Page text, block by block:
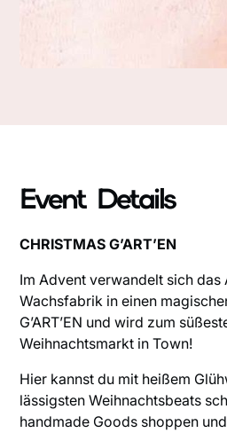
Event Details
CHRISTMAS G’ART’EN
Im Advent verwandelt sich das
Wachsfabrik in einen
G’ART’EN und wird zum
Weihnachtsmarkt in Town!
Hier kannst du mit heißem
lässigsten Weihnachtsbeats
handmade Goods shoppen